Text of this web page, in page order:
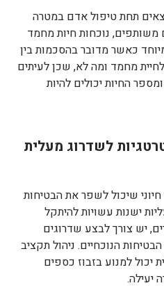
תחת טיפול אדם במטרה
נוכחות חיות מחמד
כאשר מדובר בהסכמות בין
מחמד ומה לא, שכן לעיתים
החיות יכולים להיות
לשדרוג מעלית
שיכול לשפר את הבטיחות
ישנות עשויות להיתקל
יש צורך לבצע שדרוגים
הנוכחיים. ניהול תקציב
למנוע בזבוז כספים
יעילה.